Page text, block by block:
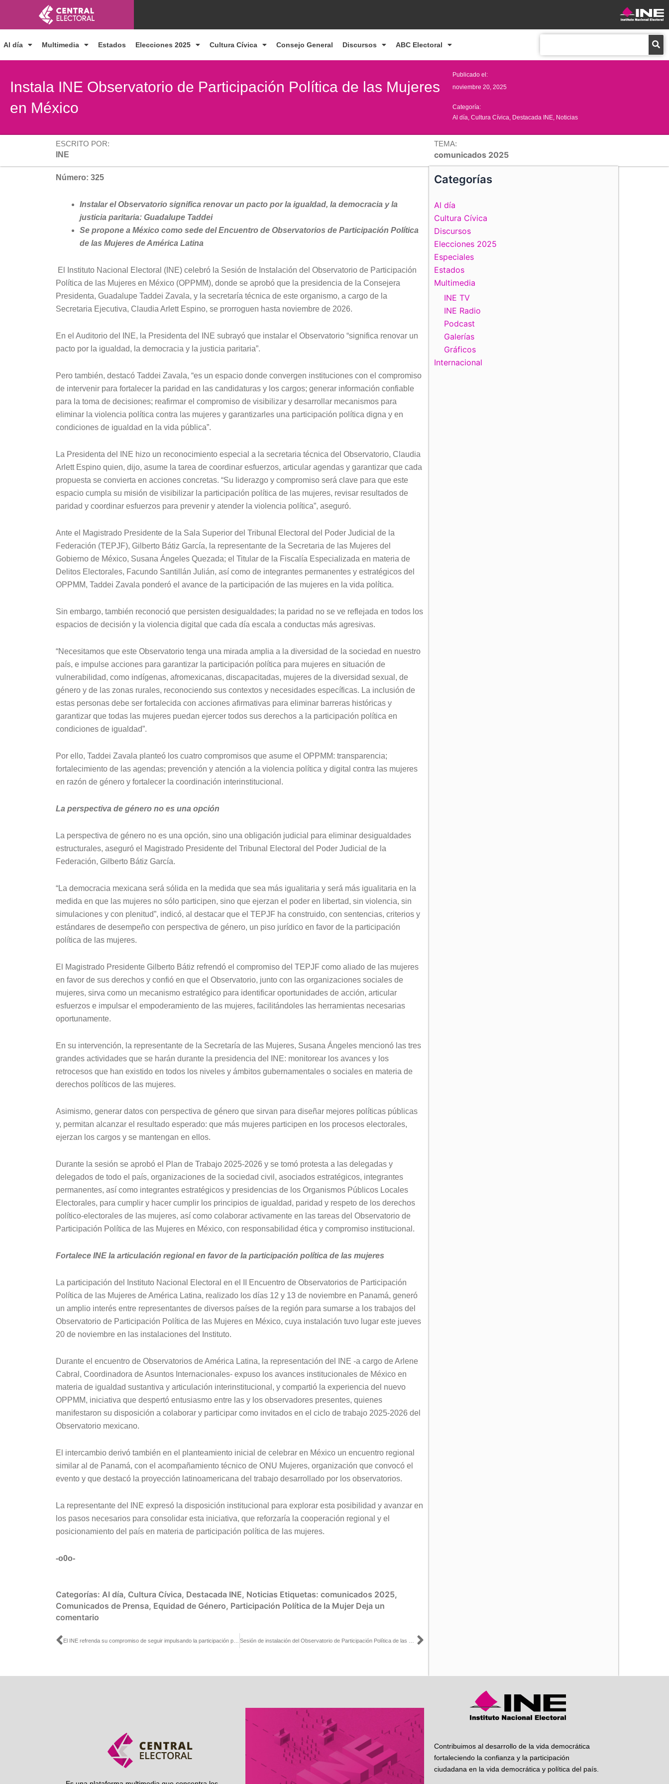
contenido
Al día Multimedia Estados Elecciones 2025 Cultura Cívica Consejo General Discursos ABC Electoral
Instala INE Observatorio de Participación Política de las Mujeres
en México
Publicado el:
noviembre 20, 2025
Categoría:
Al día ,Cultura Cívica Destacada INE Noticias
ESCRITO POR:
INE
TEMA:
comunicados 2025
Número: 325
Instalar el Observatorio significa renovar un pacto por la igualdad, la democracia y la
justicia paritaria: Guadalupe Taddei
Se propone a México como sede del Encuentro de Observatorios de Participación Política
de las Mujeres de América Latina
El Instituto Nacional Electoral (INE) celebró la Sesión de Instalación del Observatorio de Participación
Política de las Mujeres en México (OPPMM), donde se aprobó que la presidencia de la Consejera
Presidenta, Guadalupe Taddei Zavala, y la secretaría técnica de este organismo, a cargo de la
Secretaria Ejecutiva, Claudia Arlett Espino, se prorroguen hasta noviembre de 2026.
En el Auditorio del INE, la Presidenta del INE subrayó que instalar el Observatorio “significa renovar un
pacto por la igualdad, la democracia y la justicia paritaria”.
Pero también, destacó Taddei Zavala, “es un espacio donde convergen instituciones con el compromiso
de intervenir para fortalecer la paridad en las candidaturas y los cargos; generar información confiable
para la toma de decisiones; reafirmar el compromiso de visibilizar y desarrollar mecanismos para
eliminar la violencia política contra las mujeres y garantizarles una participación política digna y en
condiciones de igualdad en la vida pública”.
La Presidenta del INE hizo un reconocimiento especial a la secretaria técnica del Observatorio, Claudia
Arlett Espino quien, dijo, asume la tarea de coordinar esfuerzos, articular agendas y garantizar que cada
propuesta se convierta en acciones concretas. “Su liderazgo y compromiso será clave para que este
espacio cumpla su misión de visibilizar la participación política de las mujeres, revisar resultados de
paridad y coordinar esfuerzos para prevenir y atender la violencia política”, aseguró.
Ante el Magistrado Presidente de la Sala Superior del Tribunal Electoral del Poder Judicial de la
Federación (TEPJF), Gilberto Bátiz García, la representante de la Secretaria de las Mujeres del
Gobierno de México, Susana Ángeles Quezada; el Titular de la Fiscalía Especializada en materia de
Delitos Electorales, Facundo Santillán Julián, así como de integrantes permanentes y estratégicos del
OPPMM, Taddei Zavala ponderó el avance de la participación de las mujeres en la vida política.
Sin embargo, también reconoció que persisten desigualdades; la paridad no se ve reflejada en todos los
espacios de decisión y la violencia digital que cada día escala a conductas más agresivas.
“Necesitamos que este Observatorio tenga una mirada amplia a la diversidad de la sociedad en nuestro
país, e impulse acciones para garantizar la participación política para mujeres en situación de
vulnerabilidad, como indígenas, afromexicanas, discapacitadas, mujeres de la diversidad sexual, de
género y de las zonas rurales, reconociendo sus contextos y necesidades específicas. La inclusión de
estas personas debe ser fortalecida con acciones afirmativas para eliminar barreras históricas y
garantizar que todas las mujeres puedan ejercer todos sus derechos a la participación política en
condiciones de igualdad”.
Por ello, Taddei Zavala planteó los cuatro compromisos que asume el OPPMM: transparencia;
fortalecimiento de las agendas; prevención y atención a la violencia política y digital contra las mujeres
en razón de género y fortalecer la coordinación interinstitucional.
La perspectiva de género no es una opción
La perspectiva de género no es una opción, sino una obligación judicial para eliminar desigualdades
estructurales, aseguró el Magistrado Presidente del Tribunal Electoral del Poder Judicial de la
Federación, Gilberto Bátiz García.
“La democracia mexicana será sólida en la medida que sea más igualitaria y será más igualitaria en la
medida en que las mujeres no sólo participen, sino que ejerzan el poder en libertad, sin violencia, sin
simulaciones y con plenitud”, indicó, al destacar que el TEPJF ha construido, con sentencias, criterios y
estándares de desempeño con perspectiva de género, un piso jurídico en favor de la participación
política de las mujeres.
El Magistrado Presidente Gilberto Bátiz refrendó el compromiso del TEPJF como aliado de las mujeres
en favor de sus derechos y confió en que el Observatorio, junto con las organizaciones sociales de
mujeres, sirva como un mecanismo estratégico para identificar oportunidades de acción, articular
esfuerzos e impulsar el empoderamiento de las mujeres, facilitándoles las herramientas necesarias
oportunamente.
En su intervención, la representante de la Secretaría de las Mujeres, Susana Ángeles mencionó las tres
grandes actividades que se harán durante la presidencia del INE: monitorear los avances y los
retrocesos que han existido en todos los niveles y ámbitos gubernamentales o sociales en materia de
derechos políticos de las mujeres.
Asimismo, generar datos con perspectiva de género que sirvan para diseñar mejores políticas públicas
y, permitan alcanzar el resultado esperado: que más mujeres participen en los procesos electorales,
ejerzan los cargos y se mantengan en ellos.
Durante la sesión se aprobó el Plan de Trabajo 2025-2026 y se tomó protesta a las delegadas y
delegados de todo el país, organizaciones de la sociedad civil, asociados estratégicos, integrantes
permanentes, así como integrantes estratégicos y presidencias de los Organismos Públicos Locales
Electorales, para cumplir y hacer cumplir los principios de igualdad, paridad y respeto de los derechos
político-electorales de las mujeres, así como colaborar activamente en las tareas del Observatorio de
Participación Política de las Mujeres en México, con responsabilidad ética y compromiso institucional.
Fortalece INE la articulación regional en favor de la participación política de las mujeres
La participación del Instituto Nacional Electoral en el II Encuentro de Observatorios de Participación
Política de las Mujeres de América Latina, realizado los días 12 y 13 de noviembre en Panamá, generó
un amplio interés entre representantes de diversos países de la región para sumarse a los trabajos del
Observatorio de Participación Política de las Mujeres en México, cuya instalación tuvo lugar este jueves
20 de noviembre en las instalaciones del Instituto.
Durante el encuentro de Observatorios de América Latina, la representación del INE -a cargo de Arlene
Cabral, Coordinadora de Asuntos Internacionales- expuso los avances institucionales de México en
materia de igualdad sustantiva y articulación interinstitucional, y compartió la experiencia del nuevo
OPPMM, iniciativa que despertó entusiasmo entre las y los observadores presentes, quienes
manifestaron su disposición a colaborar y participar como invitados en el ciclo de trabajo 2025-2026 del
Observatorio mexicano.
El intercambio derivó también en el planteamiento inicial de celebrar en México un encuentro regional
similar al de Panamá, con el acompañamiento técnico de ONU Mujeres, organización que convocó el
evento y que destacó la proyección latinoamericana del trabajo desarrollado por los observatorios.
La representante del INE expresó la disposición institucional para explorar esta posibilidad y avanzar en
los pasos necesarios para consolidar esta iniciativa, que reforzaría la cooperación regional y el
posicionamiento del país en materia de participación política de las mujeres.
-o0o-
Categorías: Al día, Cultura Cívica, Destacada INE, Noticias Etiquetas: comunicados 2025,
Comunicados de Prensa, Equidad de Género, Participación Política de la Mujer Deja un
comentario
Ant Siguiente
Categorías
Al día
Cultura Cívica
Discursos
Elecciones 2025
Especiales
Estados
Multimedia
INE TV
INE Radio
Podcast
Galerías
Gráficos
Internacional
Contribuimos al desarrollo de la vida democrática
fortaleciendo la confianza y la participación
ciudadana en la vida democrática y política del país.